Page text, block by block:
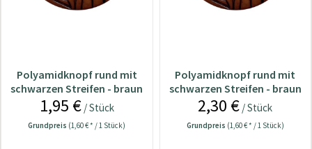
Polyamidknopf rund mit
schwarzen Streifen - braun
/ 23 mm
1,95 €/ Stück
Grundpreis (1,60 € * / 1 Stück)
Polyamidknopf rund mit
schwarzen Streifen - braun
/ 28 mm
2,30 € / Stück
Grundpreis (1,60 € * / 1 Stück)